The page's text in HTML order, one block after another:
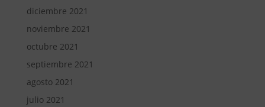
diciembre 2021
noviembre 2021
octubre 2021
septiembre 2021
agosto 2021
julio 2021